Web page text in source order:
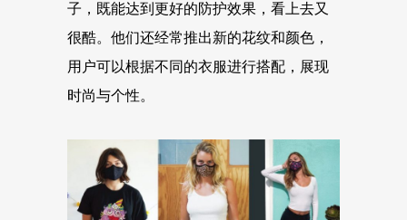
子，既能达到更好的防护效果，看上去又
很酷。他们还经常推出新的花纹和颜色，
用户可以根据不同的衣服进行搭配，展现
时尚与个性。